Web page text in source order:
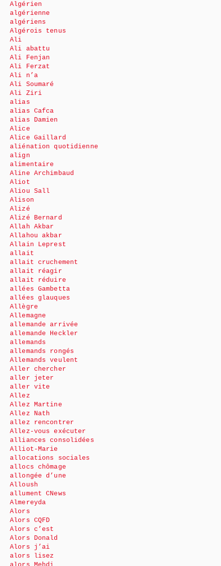
Algérien
algérienne
algériens
Algérois tenus
Ali
Ali abattu
Ali Fenjan
Ali Ferzat
Ali n’a
Ali Soumaré
Ali Ziri
alias
alias Cafca
alias Damien
Alice
Alice Gaillard
aliénation quotidienne
align
alimentaire
Aline Archimbaud
Aliot
Aliou Sall
Alison
Alizé
Alizé Bernard
Allah Akbar
Allahou akbar
Allain Leprest
allait
allait cruchement
allait réagir
allait réduire
allées Gambetta
allées glauques
Allègre
Allemagne
allemande arrivée
allemande Heckler
allemands
allemands rongés
Allemands veulent
Aller chercher
aller jeter
aller vite
Allez
Allez Martine
Allez Nath
allez rencontrer
Allez-vous exécuter
alliances consolidées
Alliot-Marie
allocations sociales
allocs chômage
allongée d’une
Alloush
allument CNews
Almereyda
Alors
Alors CQFD
Alors c’est
Alors Donald
Alors j’ai
alors lisez